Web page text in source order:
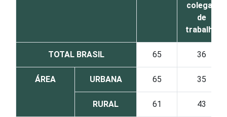
colegas
de
trabalho
TOTAL BRASIL 65 36
ÁREA URBANA 65 35
RURAL 61 43